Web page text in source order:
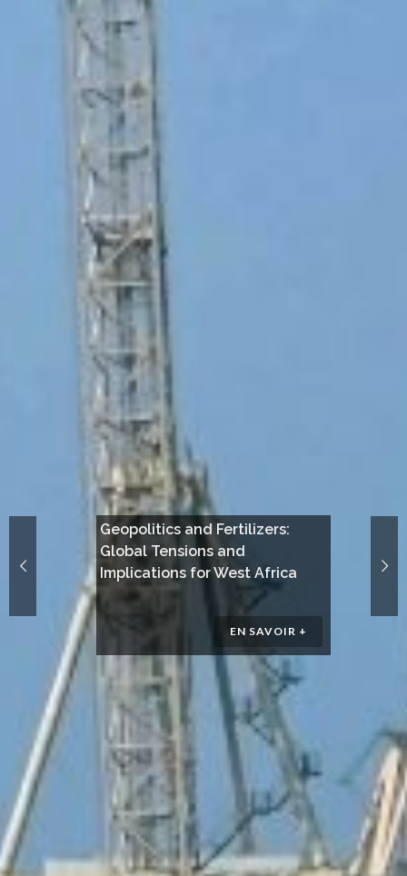
Geopolitics and Fertilizers:
Global Tensions and
Implications for West Africa
EN SAVOIR +